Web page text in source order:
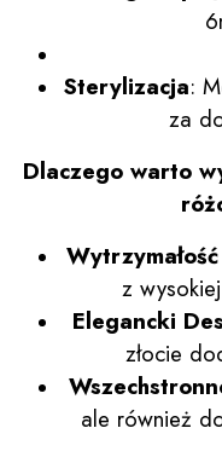
Sterylizacja:
za
Dlaczego warto
z
Elegancki
złocie
ale również